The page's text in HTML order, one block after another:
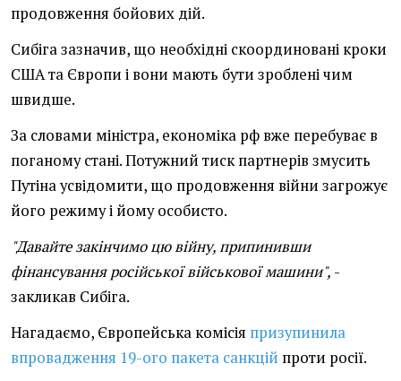
продовження бойових дій.
Сибіга зазначив, що необхідні скоординовані кроки
США та Європи і вони мають бути зроблені чим
швидше.
За словами міністра, економіка рф вже перебуває в
поганому стані. Потужний тиск партнерів змусить
Путіна усвідомити, що продовження війни загрожує
його режиму і йому особисто.
"Давайте закінчимо цю війну, припинивши
фінансування російської військової машини", -
закликав Сибіга.
Нагадаємо, Європейська комісія призупинила
впровадження 19-ого пакета санкцій проти росії.